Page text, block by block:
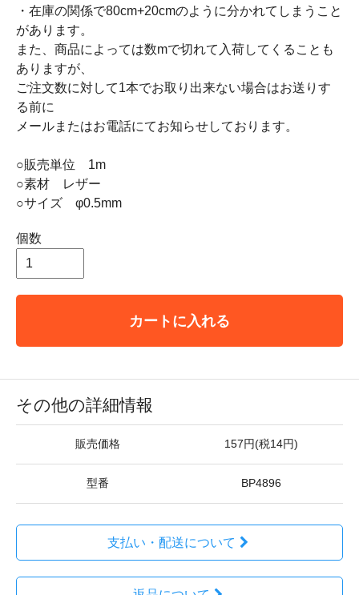
・在庫の関係で80cm+20cmのように分かれてしまうこと
があります。
また、商品によっては数mで切れて入荷してくることも
ありますが、
ご注文数に対して1本でお取り出来ない場合はお送りす
る前に
メールまたはお電話にてお知らせしております。
○販売単位 1m
○素材 レザー
○サイズ φ0.5mm
個数
カートに入れる
その他の詳細情報
販売価格 157円(税14円)
型番 BP4896
支払い・配送について